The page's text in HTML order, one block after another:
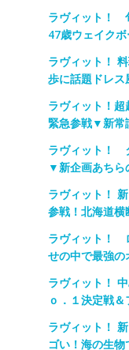
ラヴィット！
47歳ウェイクボ
ラヴィット！
歩に話題ドレス
ラヴィット！
緊急参戦▼新常
ラヴィット！
▼新企画あちら
ラヴィット！
参戦！北海道
ラヴィット！
せの中で最強の
ラヴィット！
ｏ．１決定戦
ラヴィット！
ゴい！海の生